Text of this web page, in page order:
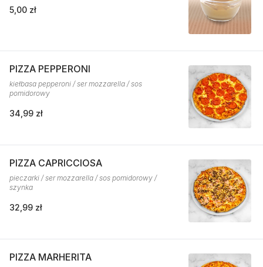
5,00 zł
PIZZA PEPPERONI
kiełbasa pepperoni / ser mozzarella / sos
pomidorowy
34,99 zł
PIZZA CAPRICCIOSA
pieczarki / ser mozzarella / sos pomidorowy /
szynka
32,99 zł
PIZZA MARHERITA